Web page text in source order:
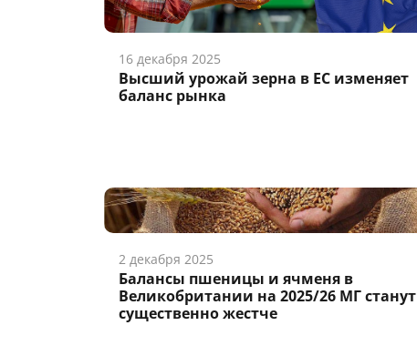
16 декабря 2025
Высший урожай зерна в ЕС изменяет
баланс рынка
2 декабря 2025
Балансы пшеницы и ячменя в
Великобритании на 2025/26 МГ станут
существенно жестче